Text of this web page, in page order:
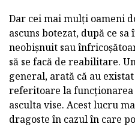
Dar cei mai mulți oameni
ascuns botezat, după ce
neobișnuit sau
să se facă de reabilitare.
general, arată că au
referitoare la
asculta vise. Acest lucru
dragoste în cazul în care